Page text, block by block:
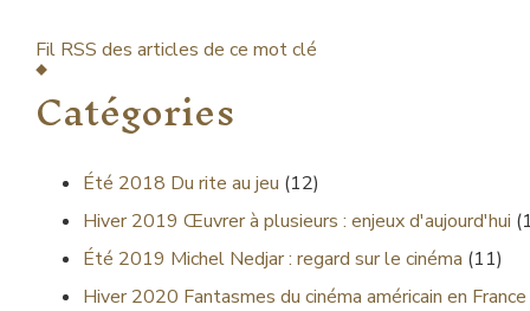
Fil RSS des articles de ce mot clé
Catégories
Été 2018 Du rite au jeu (12)
Hiver 2019 Œuvrer à plusieurs : enjeux d'aujourd'hui
Été 2019 Michel Nedjar : regard sur le cinéma (11)
Hiver 2020 Fantasmes du cinéma américain en France